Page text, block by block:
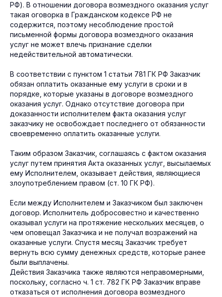
РФ). В отношении договора возмездного оказания услуг
такая оговорка в Гражданском кодексе РФ не
содержится, поэтому несоблюдение простой
письменной формы договора возмездного оказания
услуг не может влечь признание сделки
недействительной автоматически.
В соответствии с пунктом 1 статьи 781 ГК РФ Заказчик
обязан оплатить оказанные ему услуги в сроки и в
порядке, которые указаны в договоре возмездного
оказания услуг. Однако отсутствие договора при
доказанности исполнителем факта оказания услуг
заказчику не освобождает последнего от обязанности
своевременно оплатить оказанные услуги.
Таким образом Заказчик, соглашаясь с фактом оказания
услуг путем принятия Акта оказанных услуг, высылаемых
ему Исполнителем, оказывает действия, являющиеся
злоупотреблением правом (ст. 10 ГК РФ).
Если между Исполнителем и Заказчиком был заключен
договор. Исполнитель добросовестно и качественно
оказывал услуги на протяжение нескольких месяцев, о
чем оповещал Заказчика и не получал возражений на
оказанные услуги. Спустя месяц Заказчик требует
вернуть всю сумму денежных средств, которые ранее
были выплачены.
Действия Заказчика также являются неправомерными,
поскольку, согласно ч. 1 ст. 782 ГК РФ Заказчик вправе
отказаться от исполнения договора возмездного